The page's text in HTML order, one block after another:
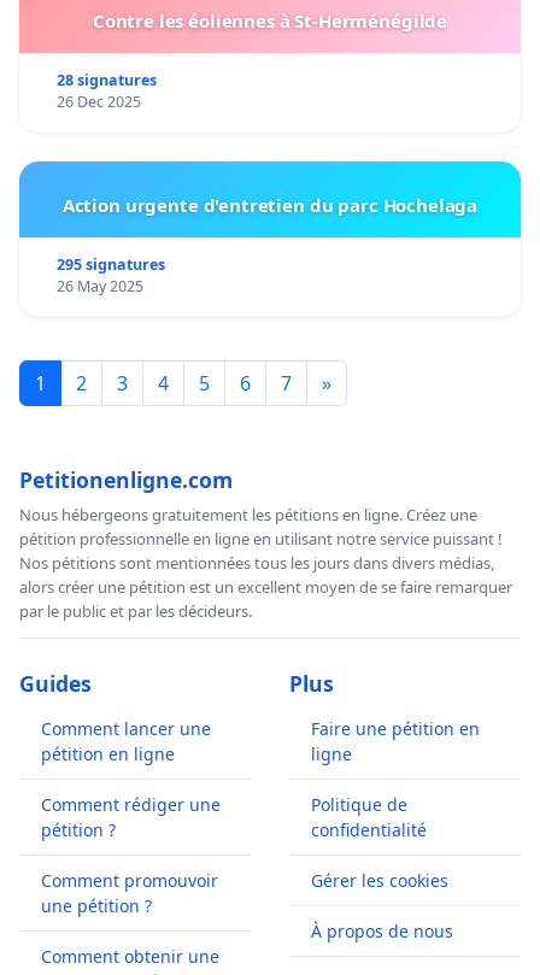
Contre les éoliennes à St-Herménégilde
28 signatures
26 Dec 2025
Action urgente d'entretien du parc Hochelaga
295 signatures
26 May 2025
1 2 3 4 5 6 7 »
Petitionenligne.com
Nous hébergeons gratuitement les pétitions en ligne. Créez une
pétition professionnelle en ligne en utilisant notre service puissant !
Nos pétitions sont mentionnées tous les jours dans divers médias,
alors créer une pétition est un excellent moyen de se faire remarquer
par le public et par les décideurs.
Guides
Comment lancer une
pétition en ligne
Comment rédiger une
pétition ?
Comment promouvoir
une pétition ?
Comment obtenir une
Plus
Faire une pétition en
ligne
Politique de
confidentialité
Gérer les cookies
À propos de nous